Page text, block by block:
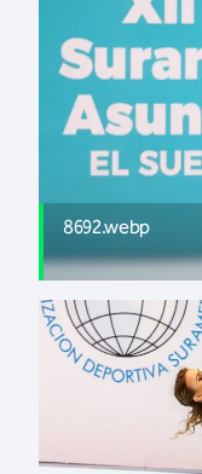
8692.webp